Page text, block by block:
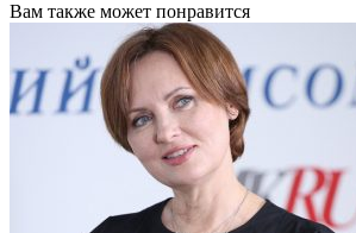
Вам также может понравится